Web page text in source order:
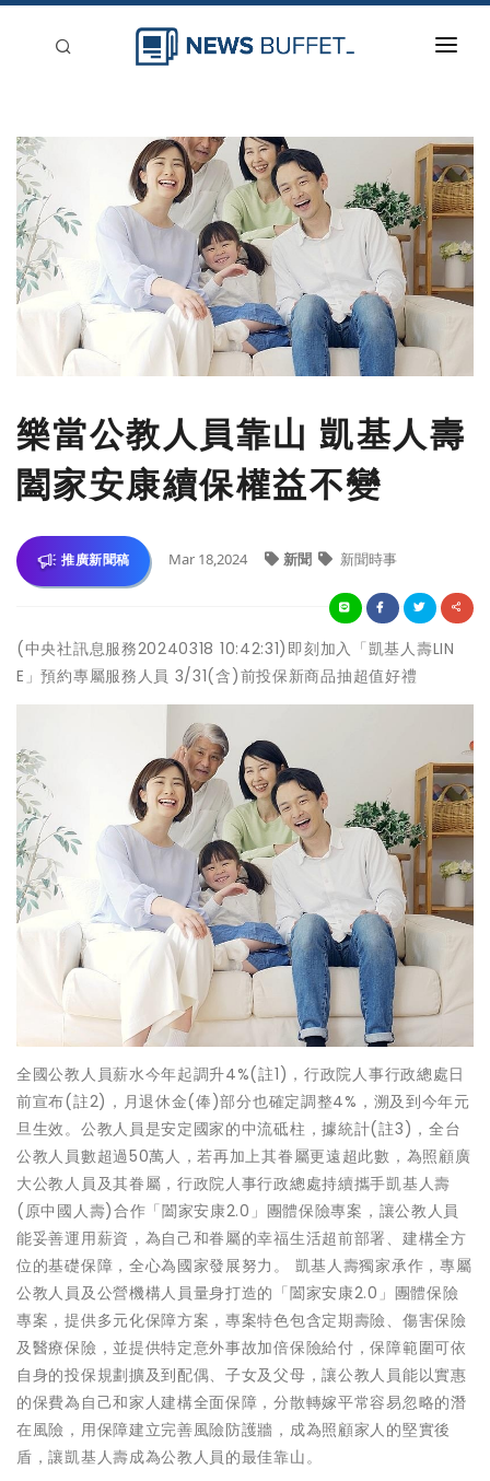
新聞稿分類
刊登
樂當公教人員靠山 凱基人壽
闔家安康續保權益不變
推廣新聞稿 Mar 18,2024 新聞 新聞時事
(中央社訊息服務20240318 10:42:31)即刻加入「凱基人壽LIN
E」預約專屬服務人員 3/31(含)前投保新商品抽超值好禮
全國公教人員薪水今年起調升4%(註1)，行政院人事行政總處日
前宣布(註2)，月退休金(俸)部分也確定調整4%，溯及到今年元
旦生效。公教人員是安定國家的中流砥柱，據統計(註3)，全台
公教人員數超過50萬人，若再加上其眷屬更遠超此數，為照顧廣
大公教人員及其眷屬，行政院人事行政總處持續攜手凱基人壽
(原中國人壽)合作「闔家安康2.0」團體保險專案，讓公教人員
能妥善運用薪資，為自己和眷屬的幸福生活超前部署、建構全方
位的基礎保障，全心為國家發展努力。 凱基人壽獨家承作，專屬
公教人員及公營機構人員量身打造的「闔家安康2.0」團體保險
專案，提供多元化保障方案，專案特色包含定期壽險、傷害保險
及醫療保險，並提供特定意外事故加倍保險給付，保障範圍可依
自身的投保規劃擴及到配偶、子女及父母，讓公教人員能以實惠
的保費為自己和家人建構全面保障，分散轉嫁平常容易忽略的潛
在風險，用保障建立完善風險防護牆，成為照顧家人的堅實後
盾，讓凱基人壽成為公教人員的最佳靠山。